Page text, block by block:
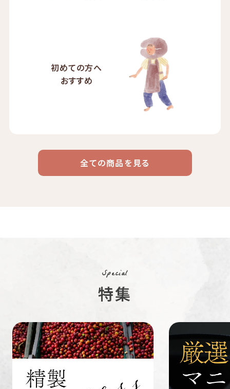
初めての方へ
おすすめ
コーヒー
リキッド
コーヒー
豆・粉
すてきな道
具
生活雑貨 福袋
ケニア
ブラジル
インドネシ
ア
ホンジュラ
全ての商品を見る
Special
特集